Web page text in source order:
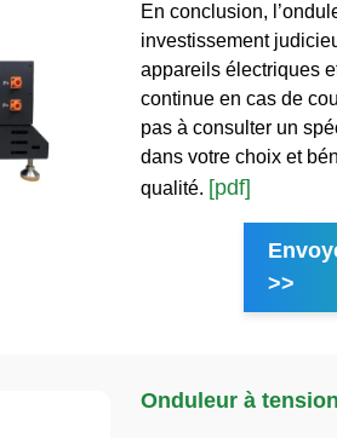
En conclusion,
investissement
appareils électriques
continue en cas de
pas à consulter un
dans votre choix et
qualité. [pdf]
>>
Onduleur à